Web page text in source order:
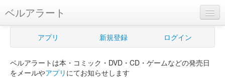
ベルアラート
ベルアラートとは
新規登録
アプリ 新規登録 ログイン
ベルアラートは本・コミック・DVD・CD・ゲームなどの発売日
をメールやアプリ にてお知らせします